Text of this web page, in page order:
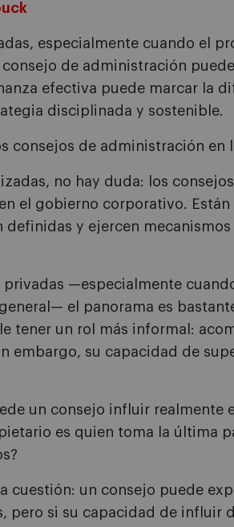
especialmente cuando el
de administración
efectiva puede marcar la
disciplinada y sostenible.
consejos de administración en
no hay duda: los
el gobierno corporativo. Están
definidas y ejercen
privadas —especialmente
el panorama es
tener un rol más informal:
embargo, su capacidad de
un consejo influir realmente
es quien toma la última
cuestión: un consejo puede
pero si su capacidad de influir